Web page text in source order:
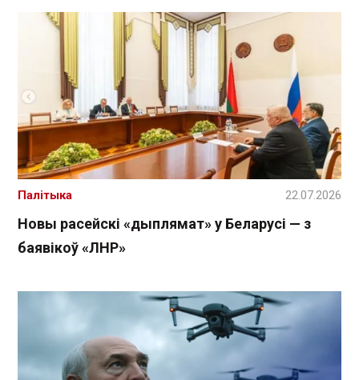
Новы расейскі «дыплямат» у Беларусі — з
баявікоў «ЛНР»
Палітыка 22.07.2026